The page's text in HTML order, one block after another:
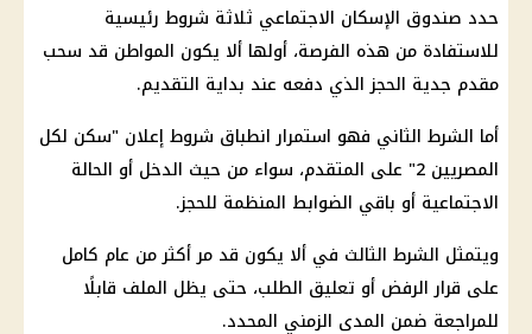
حدد صندوق الإسكان الاجتماعي ثلاثة شروط رئيسية
للاستفادة من هذه الفرصة، أولها ألا يكون المواطن قد سحب
مقدم جدية الحجز الذي دفعه عند بداية التقديم.
أما الشرط الثاني فهو استمرار انطباق شروط إعلان "سكن لكل
المصريين 2" على المتقدم، سواء من حيث الدخل أو الحالة
الاجتماعية أو باقي الضوابط المنظمة للحجز.
ويتمثل الشرط الثالث في ألا يكون قد مر أكثر من عام كامل
على قرار الرفض أو تعليق الطلب، حتى يظل الملف قابلًا
للمراجعة ضمن المدى الزمني المحدد.